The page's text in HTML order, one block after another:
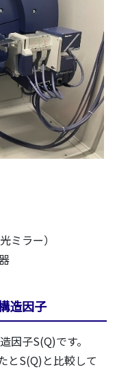
ミラー）
造因子
因子S(Q)です。
とS(Q)と比較して